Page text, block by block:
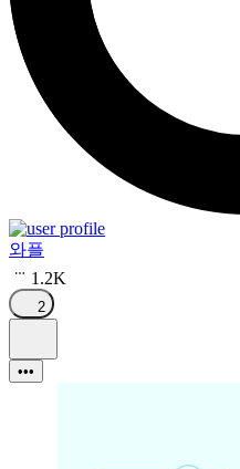
와플
1.2K
2
•••